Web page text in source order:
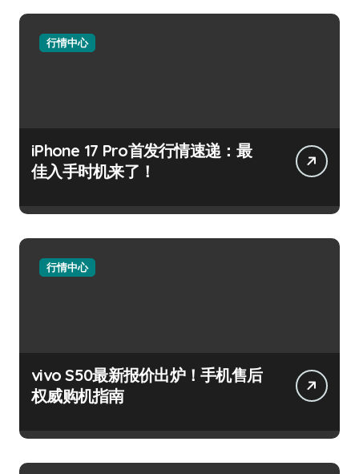
行情中心
iPhone 17 Pro首发行情速递：最
佳入手时机来了！
行情中心
vivo S50最新报价出炉！手机售后
权威购机指南